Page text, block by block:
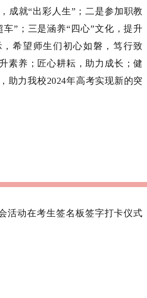
成就“出彩人生”；二是参加职教
车”；三是涵养“四心”文化，提升
希望师生们初心如磐，笃行致
素养；匠心耕耘，助力成长；健
助力我校2024年高考实现新的突
活动在考生签名板签字打卡仪式